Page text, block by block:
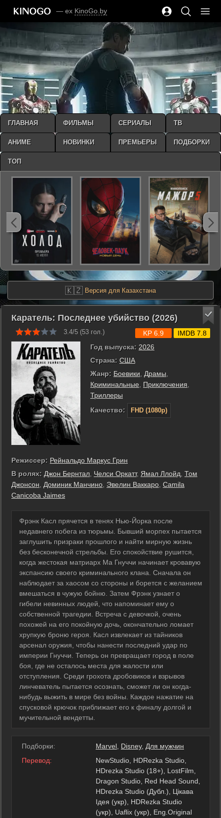
— ex KinoGo.by
🇰🇿 Версия для Казахстана
Каратель: Последнее убийство (2026)
3.4/5 (53 гол.)
Год выпуска: 2026
Страна: США
Жанр: Боевики Драмы
Криминальные
Приключения
Триллеры
Качество:
FHD (1080p)
KP 6.9 IMDB 7.8
Режиссер: Рейнальдо Маркус Грин
В ролях: Джон Бернтал Челси Оркатт, Ямал Ллойд Том
Джонсон
Доминик Манчино Эвелин Ваккаро Camila
Canicoba Jaimes
Фрэнк Касл прячется в тенях Нью-Йорка после
недавнего побега из тюрьмы. Бывший морпех пытается
заглушить призраки прошлого и найти мирную жизнь
без бесконечной стрельбы. Его спокойствие рушится,
когда жестокая матриарх Ма Гнуччи начинает кровавую
экспансию своего криминального клана. Сначала он
наблюдает за хаосом со стороны и борется с желанием
вмешаться в чужую бойню. Затем Фрэнк узнает о
гибели невинных людей, что напоминает ему о
собственной трагедии. Встреча с девочкой, очень
похожей на его покойную дочь, окончательно ломает
хрупкую броню героя. Касл извлекает из тайников
арсенал оружия, чтобы нанести последний удар по
империи Гнуччи. Теперь он превращает город в поле
боя, где не осталось места для жалости или
отступления. Среди грохота дробовиков и взрывов
линчеватель пытается осознать, сможет ли он когда-
нибудь выжить в мире без войны. Каждое нажатие на
спусковой крючок приближает его к финалу долгой и
мучительной вендетты.
Подборки: Marvel Disney, Для мужчин
Перевод:
NewStudio, HDRezka Studio,
HDrezka Studio (18+), LostFilm,
Dragon Studio, Red Head Sound,
HDrezka Studio (Дубл.), Цікава
Ідея (укр), HDRezka Studio
(укр), Uaflix (укр), Eng.Original
ГЛАВНАЯ ФИЛЬМЫ СЕРИАЛЫ ТВ
АНИМЕ НОВИНКИ ПРЕМЬЕРЫ ПОДБОРКИ
ТОП